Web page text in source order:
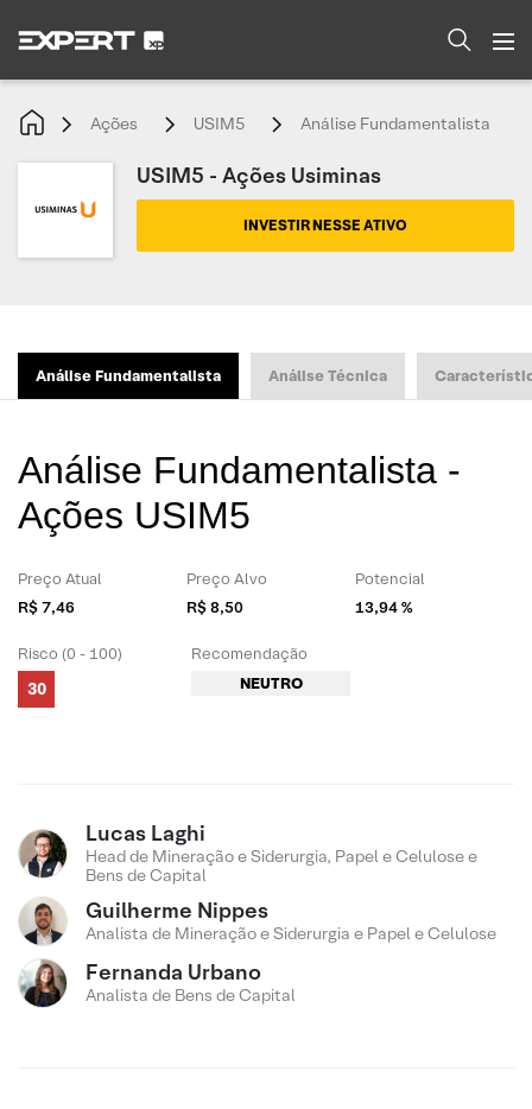
Ações USIM5 Análise Fundamentalista
USIM5 - Ações Usiminas
INVESTIR NESSE ATIVO
Análise Fundamentalista Análise Técnica
Análise Fundamentalista -
Ações USIM5
Preço Atual
R$ 7,46
Preço Alvo
R$ 8,50
Potencial
13,94 %
Risco (0 - 100)
30
Recomendação
NEUTRO
Lucas Laghi
Head de Mineração e Siderurgia, Papel e Celulose e
Bens de Capital
Guilherme Nippes
Analista de Mineração e Siderurgia e Papel e Celulose
Fernanda Urbano
Analista de Bens de Capital